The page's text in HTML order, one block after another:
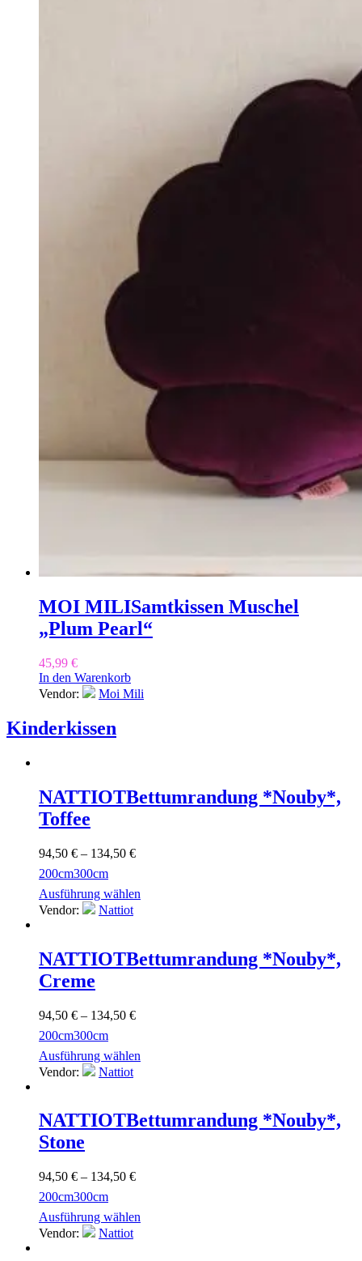
MOI MILISamtkissen Muschel
„Plum Pearl“
45,99 €
In den Warenkorb
Vendor:
Moi Mili
Kinderkissen
NATTIOTBettumrandung *Nouby*,
Toffee
94,50 € – 134,50 €
200cm300cm
Ausführung wählen
Vendor:
Nattiot
NATTIOTBettumrandung *Nouby*,
Creme
94,50 € – 134,50 €
200cm300cm
Ausführung wählen
Vendor:
Nattiot
NATTIOTBettumrandung *Nouby*,
Stone
94,50 € – 134,50 €
200cm300cm
Ausführung wählen
Vendor:
Nattiot